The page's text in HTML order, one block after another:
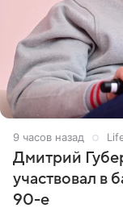
9 часов назад
Дмитрий
участвовал в
90-е